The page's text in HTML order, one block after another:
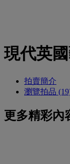
現代英
拍賣簡介
瀏覽拍品
更多精彩內